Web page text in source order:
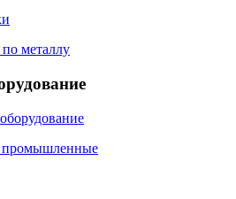
металлу
промышленные